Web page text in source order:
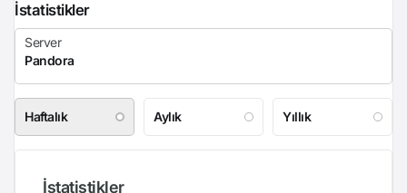
İstatistikler
Haftalık Aylık Yıllık
İstatistikler